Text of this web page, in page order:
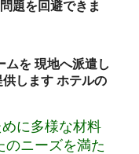
題を回避できま
ムを 現地へ派遣し
します ホテルの
に多様な材料
のニーズを満た